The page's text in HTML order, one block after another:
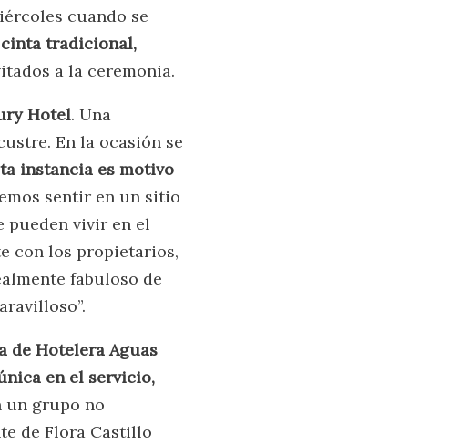
cuando se
tradicional,
a la ceremonia.
Hotel. Una
En la ocasión se
instancia es motivo
sentir en un sitio
pueden vivir en el
con los propietarios,
fabuloso de
de Hotelera Aguas
en el servicio,
un grupo no
de Flora Castillo